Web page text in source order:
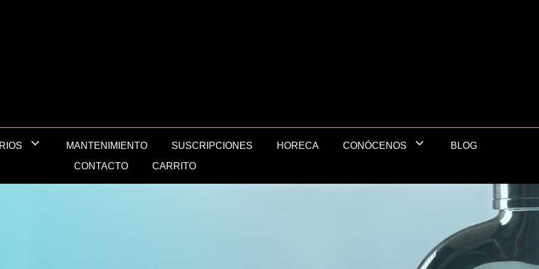
MANTENIMIENTO SUSCRIPCIONES HORECA CONÓCENOS BLOG
CONTACTO CARRITO